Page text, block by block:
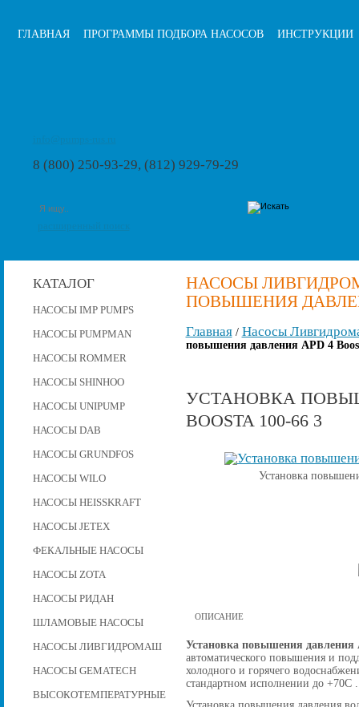
ГЛАВНАЯ ПРОГРАММЫ ПОДБОРА НАСОСОВ ИНСТРУКЦИИ
8 (800) 250-93-29, (812) 929-79-29
КАТАЛОГ
НАСОСЫ IMP PUMPS
НАСОСЫ PUMPMAN
НАСОСЫ ROMMER
НАСОСЫ SHINHOO
НАСОСЫ UNIPUMP
НАСОСЫ DAB
НАСОСЫ GRUNDFOS
НАСОСЫ WILO
НАСОСЫ HEISSKRAFT
НАСОСЫ JETEX
ФЕКАЛЬНЫЕ НАСОСЫ
НАСОСЫ ZOTA
НАСОСЫ РИДАН
ШЛАМОВЫЕ НАСОСЫ
НАСОСЫ ЛИВГИДРОМАШ
НАСОСЫ GEMATECH
ВЫСОКОТЕМПЕРАТУРНЫЕ
НАСОСЫ
ПОВЫШЕНИЯ
Главная/ Насосы
повышения давления APD 4
УСТАНОВКА
BOOSTA 100-66 3
Установка
ОПИСАНИЕ
Установка повышения давления
автоматического повышения и
холодного и горячего
стандартном исполнении до +70С .
Установка повышения давления